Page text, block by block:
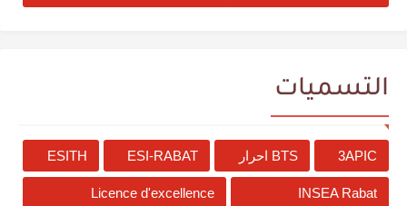
التسميات
3APIC BTS احرار ESI-RABAT
ESITH
INSEA Rabat
Licence d'excellence